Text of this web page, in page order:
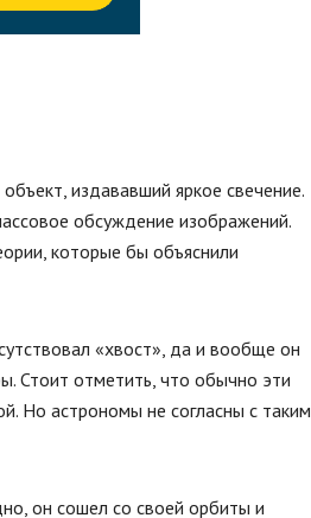
издававший яркое свечение.
обсуждение изображений.
которые бы объяснили
«хвост», да и вообще он
Стоит отметить, что обычно эти
Но астрономы не согласны с таким
он сошел со своей орбиты и